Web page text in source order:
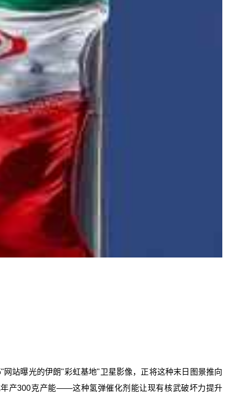
站曝光的伊朗"彩虹基地"卫星影像，正将这种末日图景推向
产300克产能——这种氢弹催化剂能让现有核武破坏力提升